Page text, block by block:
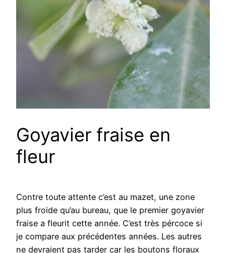
Goyavier fraise en
fleur
Contre toute attente c’est au mazet, une zone
plus froide qu’au bureau, que le premier goyavier
fraise a fleurit cette année. C’est très pércoce si
je compare aux précédentes années. Les autres
ne devraient pas tarder car les boutons floraux